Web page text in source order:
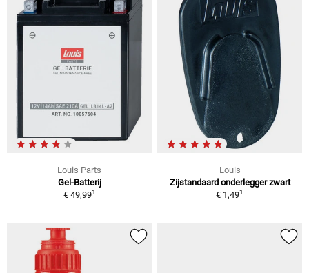
Louis Parts
Gel-Batterij
€ 49,991
Louis
Zijstandaard onderlegger zwart
€ 1,491